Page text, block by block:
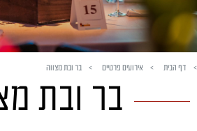
דף הבית אירועים פרטיים בר ובת מצווה
בר ובת